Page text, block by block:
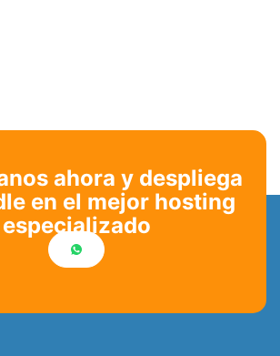
ahora y despliega
en el mejor hosting
especializado